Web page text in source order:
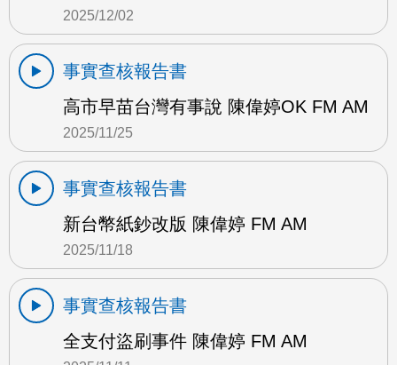
2025/12/02
事實查核報告書
高市早苗台灣有事說 陳偉婷OK FM AM
2025/11/25
事實查核報告書
新台幣紙鈔改版 陳偉婷 FM AM
2025/11/18
事實查核報告書
全支付盜刷事件 陳偉婷 FM AM